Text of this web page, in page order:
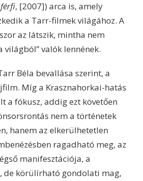
, [2007]) arca is, amely
a Tarr-filmek világához. A
az látszik, mintha nem
világból” valók lennének.
Béla bevallása szerint, a
Míg a Krasznahorkai-hatás
a fókusz, addig ezt követően
nem a történetek
hanem az elkerülhetetlen
ragadható meg, az
manifesztációja, a
de körülírható gondolati mag,